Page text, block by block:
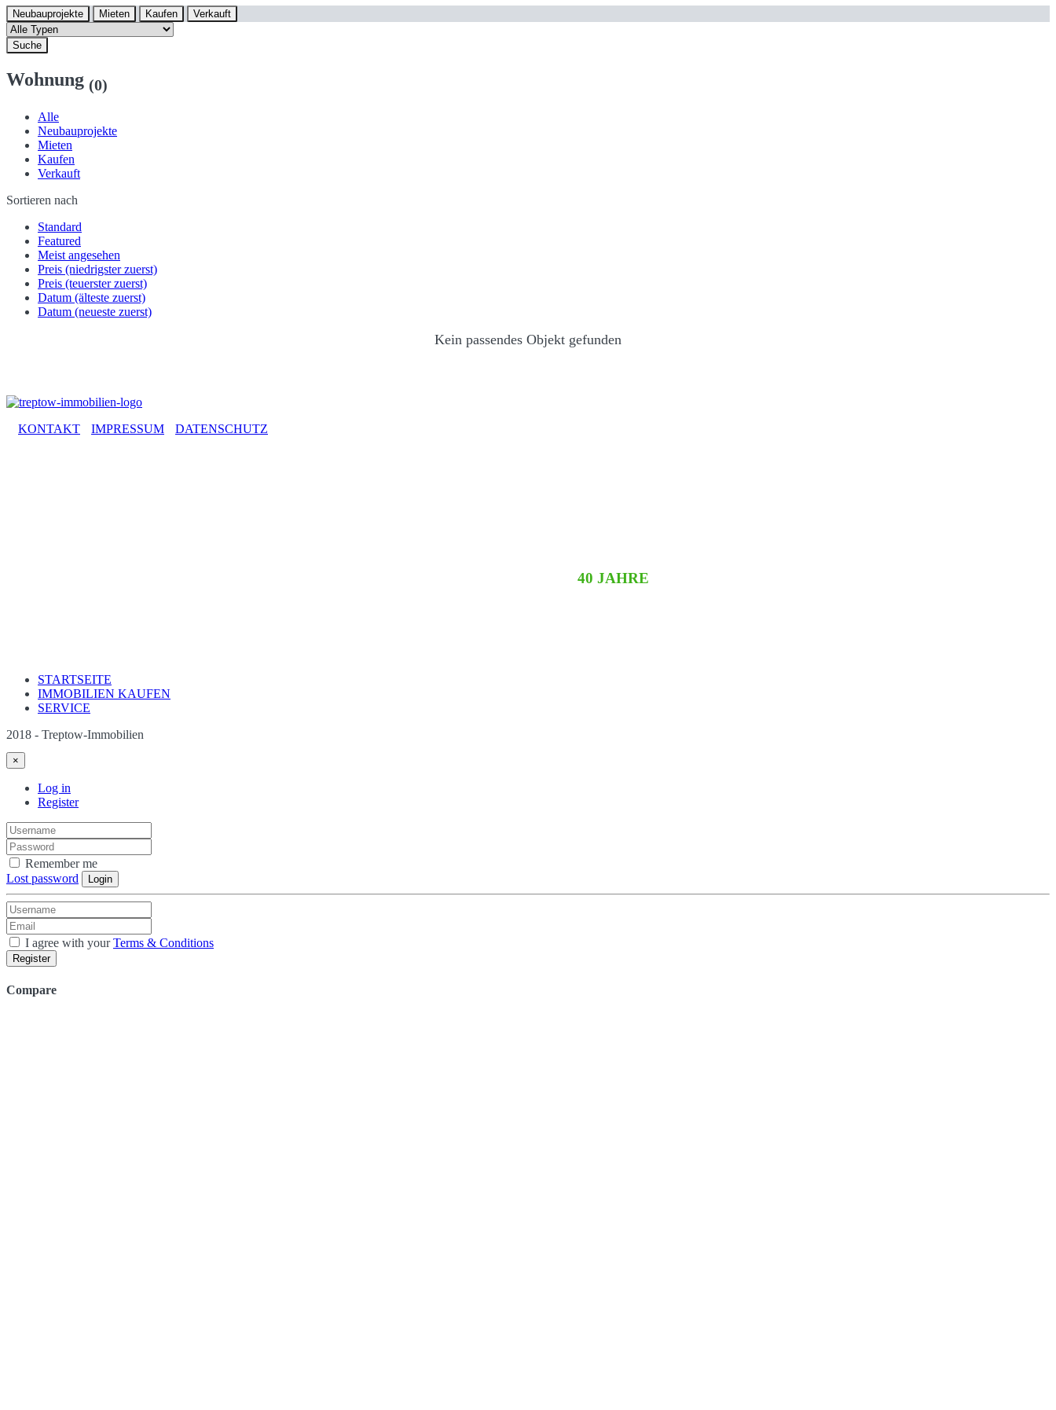
Neubauprojekte Mieten Kaufen Verkauft
Suche
Wohnung (0)
Alle
Neubauprojekte
Mieten
Kaufen
Verkauft
Sortieren nach
Standard
Featured
Meist angesehen
Preis (niedrigster zuerst)
Preis (teuerster zuerst)
Datum (älteste zuerst)
Datum (neueste zuerst)
Kein passendes Objekt gefunden
KONTAKT IMPRESSUM DATENSCHUTZ
40 JAHRE
STARTSEITE
IMMOBILIEN KAUFEN
SERVICE
2018 - Treptow-Immobilien
×
Log in
Register
Remember me
Lost password
Login
I agree with yourTerms & Conditions
Register
Compare